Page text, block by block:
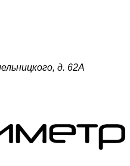
д. 62А